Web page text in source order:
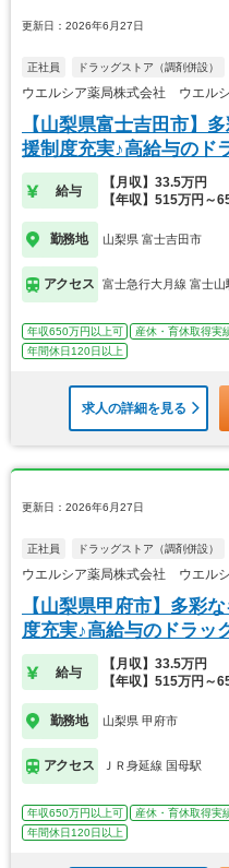
更新日：2026年6月27日
正社員 ドラッグストア（調剤併設）
ウエルシア薬局株式会社 ウエル
【山梨県富士吉田市】
援制度充実♪高給与の
給与
【月収】33.5万円
【年収】515万円～
勤務地 山梨県 富士吉田市
アクセス 富士急行大月線 富士山
年収650万円以上可 産休・育休取得実
年間休日120日以上
求人の詳細を見る
更新日：2026年6月27日
正社員 ドラッグストア（調剤併設）
ウエルシア薬局株式会社 ウエル
【山梨県甲府市】多彩
度充実♪高給与のドラ
給与
【月収】33.5万円
【年収】515万円～
勤務地 山梨県 甲府市
アクセス ＪＲ身延線 国母駅
年収650万円以上可 産休・育休取得実
年間休日120日以上